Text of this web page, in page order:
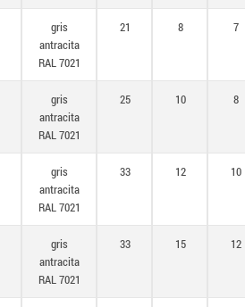
gris
antracita
RAL 7021
21 8 7
gris
antracita
RAL 7021
25 10 8
gris
antracita
RAL 7021
33 12 10
gris
antracita
RAL 7021
33 15 12